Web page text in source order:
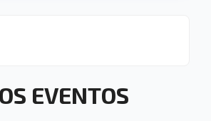
EVENTOS